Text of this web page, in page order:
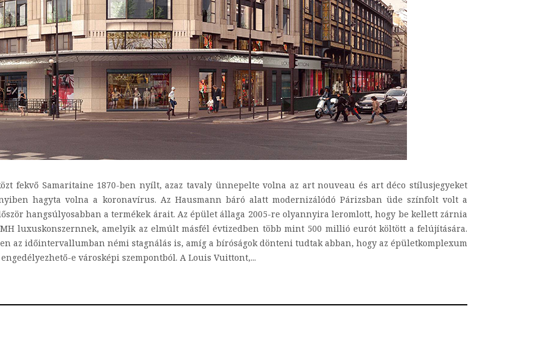
fekvő Samaritaine 1870-ben nyílt, azaz tavaly ünnepelte volna az art nouveau és art déco stílusjegyeket
hagyta volna a koronavírus. Az Hausmann báró alatt modernizálódó Párizsban üde színfolt volt a
hangsúlyosabban a termékek árait. Az épület állaga 2005-re olyannyira leromlott, hogy be kellett zárnia
luxuskonszernnek, amelyik az elmúlt másfél évtizedben több mint 500 millió eurót költött a felújítására.
az időintervallumban némi stagnálás is, amíg a bíróságok dönteni tudtak abban, hogy az épületkomplexum
e városképi szempontból. A Louis Vuittont,...